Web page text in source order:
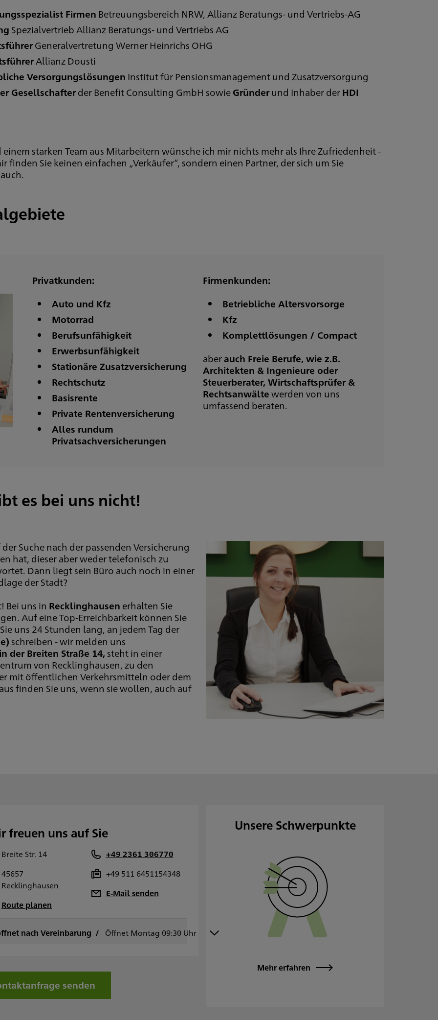
Firmen Betreuungsbereich NRW, Allianz Beratungs- und Vertriebs-AG
Spezialvertrieb Allianz Beratungs- und Vertriebs AG
Generalvertretung Werner Heinrichs OHG
Allianz Dousti
Versorgungslösungen Institut für Pensionsmanagement und Zusatzversorgung
Gesellschafterder Benefit Consulting GmbH sowieGründerund Inhaber derHDI
starken Team aus Mitarbeitern wünsche ich mir nichts mehr als Ihre Zufriedenheit -
finden Sie keinen einfachen „Verkäufer“, sondern einen Partner, der sich um Sie
Privatkunden:
Auto und Kfz
Motorrad
Berufsunfähigkeit
Erwerbsunfähigkeit
Stationäre Zusatzversicherung
Rechtschutz
Basisrente
Private Rentenversicherung
Alles rundum
Privatsachversicherungen
Firmenkunden:
Betriebliche Altersvorsorge
Kfz
Komplettlösungen / Compact
aberauch Freie Berufe, wie z.B.
Architekten & Ingenieure oder
Steuerberater, Wirtschaftsprüfer &
Rechtsanwältewerden von uns
umfassend beraten.
es bei uns nicht!
Suche nach der passenden Versicherung
hat, dieser aber weder telefonisch zu
Dann liegt sein Büro auch noch in einer
der Stadt?
Bei uns in Recklinghausen erhalten Sie
Auf eine Top-Erreichbarkeit können Sie
uns 24 Stunden lang, an jedem Tag der
schreiben - wir melden uns
der Breiten Straße 14, steht in einer
von Recklinghausen, zu den
mit öffentlichen Verkehrsmitteln oder dem
finden Sie uns, wenn sie wollen, auch auf
freuen uns auf Sie
Breite Str. 14
45657
Recklinghausen
Route planen
+49 2361 306770
+49 511 6451154348
E-Mail senden
nach Vereinbarung Öffnet Montag 09:30 Uhr
09:30 - 12:30
senden
Unsere Schwerpunkte
Mehr erfahren